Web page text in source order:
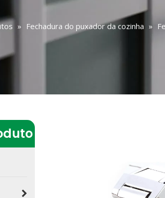
» Fechadura do puxador da cozinha »